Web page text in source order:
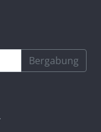
Bergabung